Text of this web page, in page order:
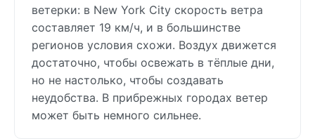
ветерки: в New York City скорость ветра
составляет 19 км/ч, и в большинстве
регионов условия схожи. Воздух движется
достаточно, чтобы освежать в тёплые дни,
но не настолько, чтобы создавать
неудобства. В прибрежных городах ветер
может быть немного сильнее.